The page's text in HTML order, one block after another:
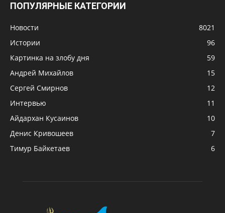
ПОПУЛЯРНЫЕ КАТЕГОРИИ
Новости
8021
Истории
96
Картинка на злобу дня
59
Андрей Михайлов
15
Сергей Смирнов
12
Интервью
11
Айдархан Кусаинов
10
Денис Кривошеев
7
Тимур Байкетаев
6